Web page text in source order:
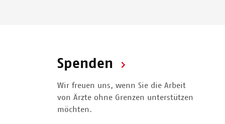
Spenden
Wir freuen uns, wenn Sie die Arbeit
von Ärzte ohne Grenzen unterstützen
möchten.